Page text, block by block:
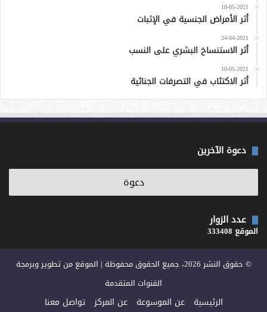
18-05-2021
أثر الأمراض الجنسية في الإثبات
24-04-2021
أثر الاستنساخ البشري على النسب
10-05-2021
أثر الاكتئاب في التصرفات الجنائية
دعوة الآخرين
عدد الزوار
الموقع 333408
© حقوق النشر 2026، جميع الحقوق محفوظة | الموقع من تطوير وبرمجة
القنوات المتقدمة
الرئيسية عن الموسوعة عن المركز تواصل معنا